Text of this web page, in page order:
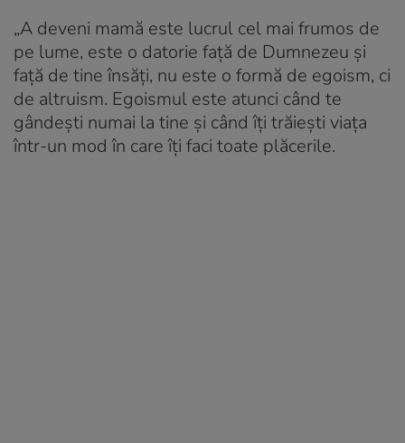
„A deveni mamă este lucrul cel mai frumos de
pe lume, este o datorie față de Dumnezeu şi
față de tine însăți, nu este o formă de egoism, ci
de altruism. Egoismul este atunci când te
gândeşti numai la tine şi când îți trăieşti viața
într-un mod în care îți faci toate plăcerile.